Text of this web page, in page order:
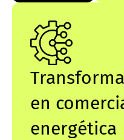
en
energética